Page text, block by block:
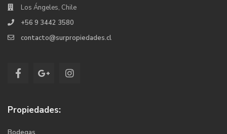
Los Ángeles, Chile
+56 9 3442 3580
contacto@surpropiedades.cl
Propiedades: